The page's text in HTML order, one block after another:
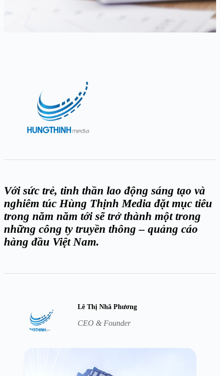
Với sức trẻ, tinh thần lao động sáng tạo và
nghiêm túc Hùng Thịnh Media đặt mục tiêu
trong năm năm tới sẽ trở thành một trong
những công ty truyền thông – quảng cáo
hàng đầu Việt Nam.
Lê Thị Nhã Phương
CEO & Founder